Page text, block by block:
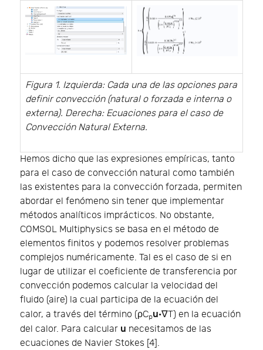
Figura 1. Izquierda: Cada una de las opciones para
definir convección (natural o forzada e interna o
externa). Derecha: Ecuaciones para el caso de
Convección Natural Externa.
Hemos dicho que las expresiones empíricas, tanto
para el caso de convección natural como también
las existentes para la convección forzada, permiten
abordar el fenómeno sin tener que implementar
métodos analíticos imprácticos. No obstante,
COMSOL Multiphysics se basa en el método de
elementos finitos y podemos resolver problemas
complejos numéricamente. Tal es el caso de si en
lugar de utilizar el coeficiente de transferencia por
convección podemos calcular la velocidad del
fluido (aire) la cual participa de la ecuación del
calor, a través del término (ρCpu·∇T) en la ecuación
del calor. Para calcular u necesitamos de las
ecuaciones de Navier Stokes [4].